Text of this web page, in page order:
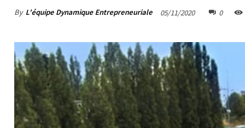
By L'équipe Dynamique Entrepreneuriale 05/11/2020 0